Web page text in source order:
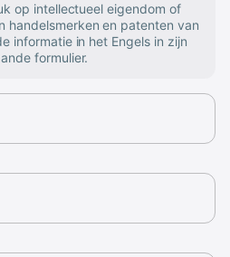
op intellectueel eigendom of
handelsmerken en patenten van
informatie in het Engels in zijn
formulier.